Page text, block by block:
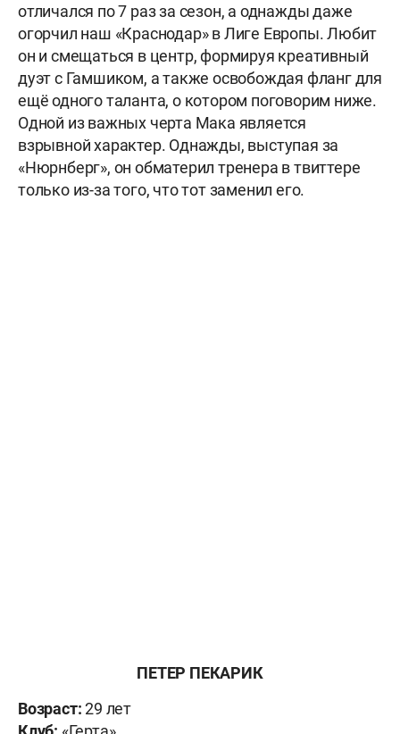
отличался по 7 раз за сезон, а однажды даже
огорчил наш «Краснодар» в Лиге Европы. Любит
он и смещаться в центр, формируя креативный
дуэт с Гамшиком, а также освобождая фланг для
ещё одного таланта, о котором поговорим ниже.
Одной из важных черта Мака является
взрывной характер. Однажды, выступая за
«Нюрнберг», он обматерил тренера в твиттере
только из-за того, что тот заменил его.
ПЕТЕР ПЕКАРИК
Возраст:29 лет